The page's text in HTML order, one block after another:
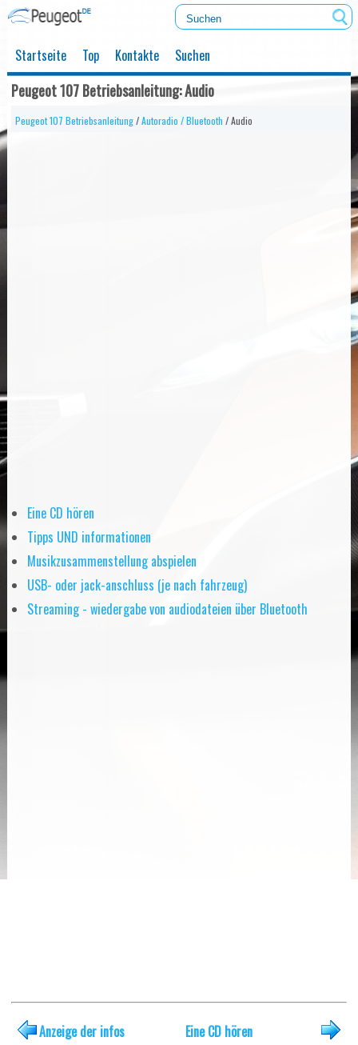
Startseite Top Kontakte Suchen
Peugeot 107 Betriebsanleitung: Audio
Peugeot 107 Betriebsanleitung/Autoradio / Bluetooth / Audio
Eine CD hören
Tipps UND informationen
Musikzusammenstellung abspielen
USB- oder jack-anschluss (je nach fahrzeug)
Streaming - wiedergabe von audiodateien über Bluetooth
Anzeige der infos
Eine CD hören